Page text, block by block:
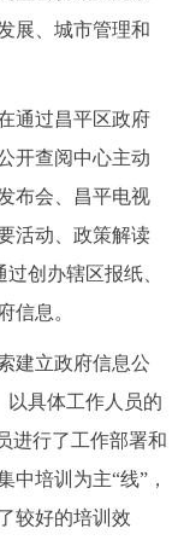
展、城市管理和
通过昌平区政府
开查阅中心主动
布会、昌平电视
活动、政策解读
创办辖区报纸、
信息。
建立政府信息公
以具体工作人员的
进行了工作部署和
中培训为主“线”，
较好的培训效